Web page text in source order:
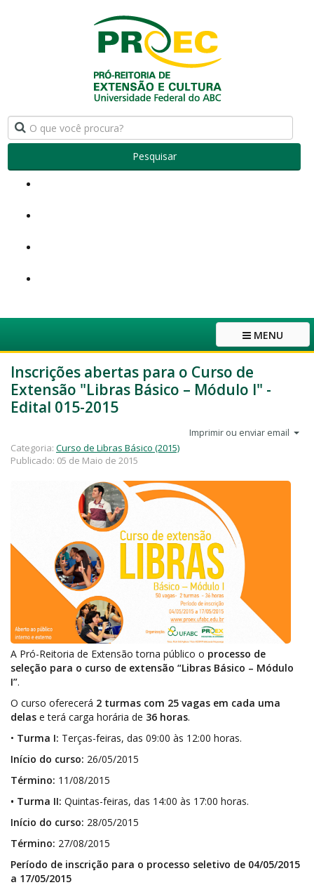
Pesquisar
MENU
Inscrições abertas para o Curso de
Extensão "Libras Básico – Módulo I" -
Edital 015-2015
Imprimir ou enviar email
Categoria: Curso de Libras Básico (2015)
Publicado: 05 de Maio de 2015
A Pró-Reitoria de Extensão torna público o processo de
seleção para o curso de extensão “Libras Básico – Módulo
I”.
O curso oferecerá 2 turmas com 25 vagas em cada uma
delas e terá carga horária de 36 horas.
• Turma I: Terças-feiras, das 09:00 às 12:00 horas.
Início do curso: 26/05/2015
Término: 11/08/2015
• Turma II: Quintas-feiras, das 14:00 às 17:00 horas.
Início do curso: 28/05/2015
Término: 27/08/2015
Período de inscrição para o processo seletivo de 04/05/2015
a 17/05/2015